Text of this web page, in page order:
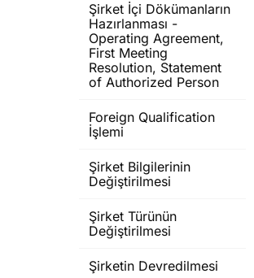
Şirket İçi Dökümanların
Hazırlanması -
Operating Agreement,
First Meeting
Resolution, Statement
of Authorized Person
Foreign Qualification
İşlemi
Şirket Bilgilerinin
Değiştirilmesi
Şirket Türünün
Değiştirilmesi
Şirketin Devredilmesi